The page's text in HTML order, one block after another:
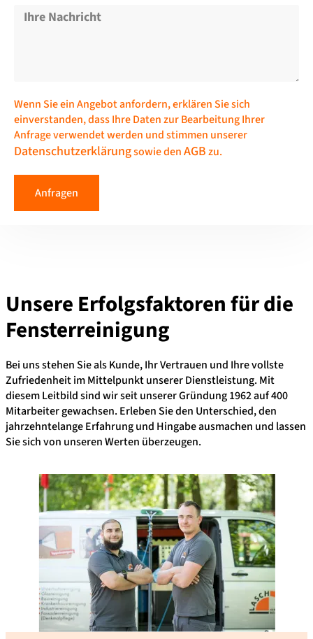
Wenn Sie ein Angebot anfordern, erklären Sie sich
einverstanden, dass Ihre Daten zur Bearbeitung Ihrer
Anfrage verwendet werden und stimmen unserer
Datenschutzerklärungsowie denAGBzu.
Anfragen
Unsere Erfolgsfaktoren für die
Fensterreinigung
Bei uns stehen Sie als Kunde, Ihr Vertrauen und Ihre vollste
Zufriedenheit im Mittelpunkt unserer Dienstleistung. Mit
diesem Leitbild sind wir seit unserer Gründung 1962 auf 400
Mitarbeiter gewachsen. Erleben Sie den Unterschied, den
jahrzehntelange Erfahrung und Hingabe ausmachen und lassen
Sie sich von unseren Werten überzeugen.